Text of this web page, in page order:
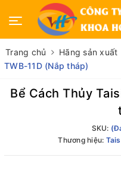
Trang chủ Hãng sản xuất
TWB-11D (Nắp tháp)
Bể Cách Thủy
SKU:
Thương hiệu: